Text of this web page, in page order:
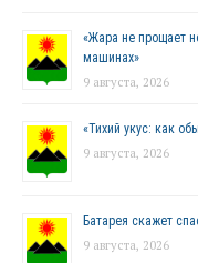
«Жара не прощает
машинах»
9 августа, 2026
«Тихий укус: как
9 августа, 2026
Батарея скажет
9 августа, 2026